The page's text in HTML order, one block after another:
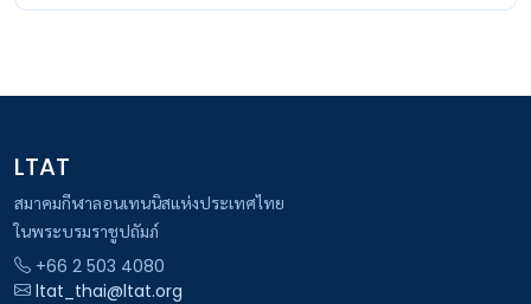
LTAT
สมาคมกีฬาลอนเทนนิสแห่งประเทศไทย
ในพระบรมราชูปถัมภ์
+66 2 503 4080
ltat_thai@ltat.org